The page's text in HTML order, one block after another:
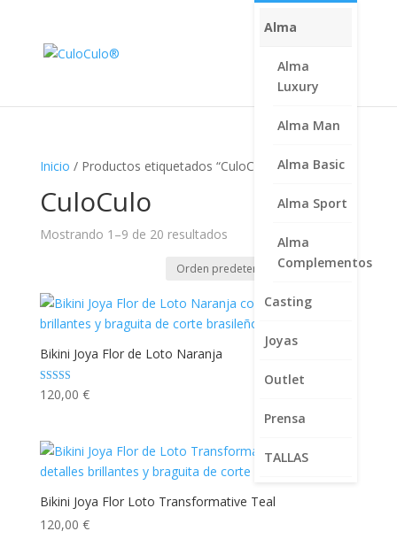
Alma
Alma
Luxury
Alma Man
Alma Basic
Alma Sport
Alma
Complementos
Casting
Joyas
Outlet
Prensa
TALLAS
Inicio / Productos etiquetados “CuloCulo”
CuloCulo
Mostrando 1–9 de 20 resultados
Bikini Joya Flor de Loto Naranja
Valorado con
5.00
120,00 €
Bikini Joya Flor Loto Transformative Teal
120,00 €